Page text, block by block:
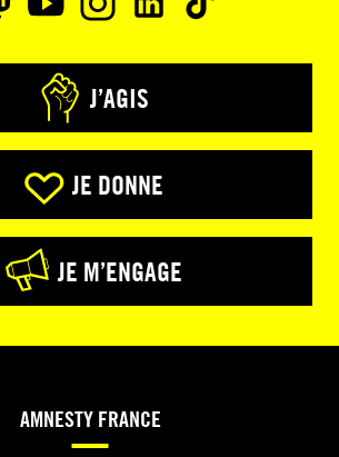
J’AGIS
JE DONNE
JE M’ENGAGE
AMNESTY FRANCE